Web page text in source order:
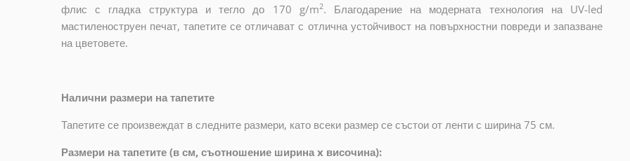
флис с гладка структура и тегло до 170 g/m2. Благодарение на модерната технология на UV-led
мастиленоструен печат, тапетите се отличават с отлична устойчивост на повърхностни повреди и запазване
на цветовете.
Налични размери на тапетите
Тапетите се произвеждат в следните размери, като всеки размер се състои от ленти с ширина 75 см.
Размери на тапетите (в см, съотношение ширина x височина):